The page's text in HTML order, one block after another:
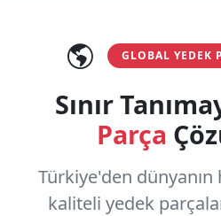
GLOBAL YEDEK
Sınır
Parça
Türkiye'den dünyanın
kaliteli yedek